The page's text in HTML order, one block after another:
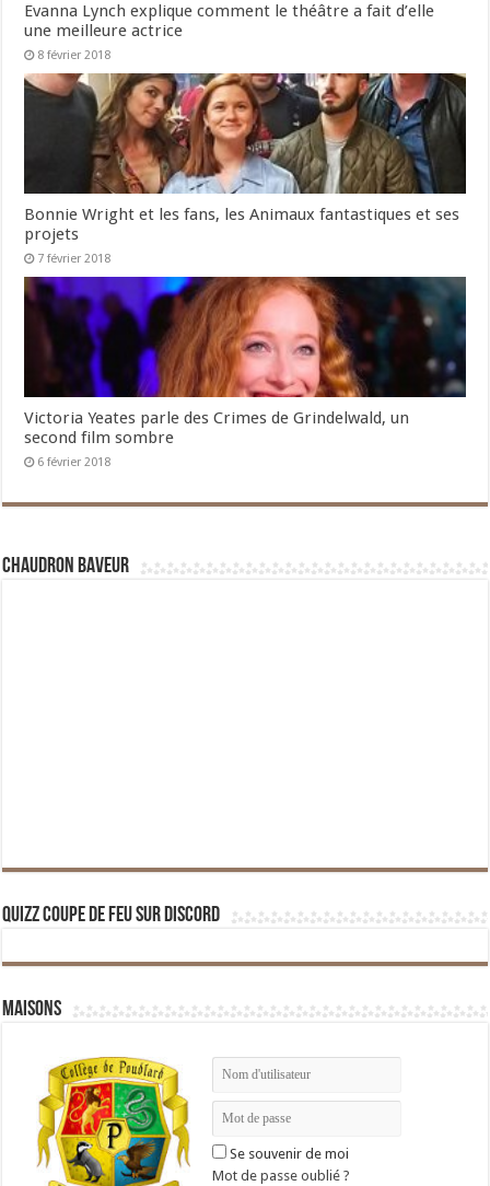
Evanna Lynch explique comment le théâtre a fait d’elle
une meilleure actrice
8 février 2018
Bonnie Wright et les fans, les Animaux fantastiques et ses
projets
7 février 2018
Victoria Yeates parle des Crimes de Grindelwald, un
second film sombre
6 février 2018
Chaudron Baveur
Quizz Coupe de Feu sur Discord
Maisons
Se souvenir de moi
Mot de passe oublié ?